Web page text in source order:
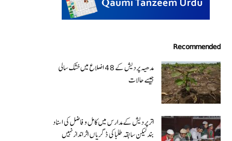
Recommended
مدھیہ پردیش کے 48 اضلاع میں خشک سالی
جیسے حالات
اتر پردیش کےمدارس میں کامل و فاضل کی اسناد
بند لیکن سابقہ طلبا کی ڈگریا ں اثرانداز نہیں